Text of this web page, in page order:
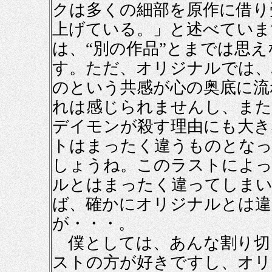
クは多くの細部を原作に借
上げている。」と述べてい
は、“別の作品”とまでは思
す。ただ、オリジナルでは
のという共感が心の奥底に
れは感じられませんし、ま
デイモンが殺す理由にも大
トはまったく違うものとな
しょうね。このラストによ
ルとはまったく違ってしま
ば、確かにオリジナルとは
が・・・。
僕としては、あんな割り切
ストの方が好きですし、オ